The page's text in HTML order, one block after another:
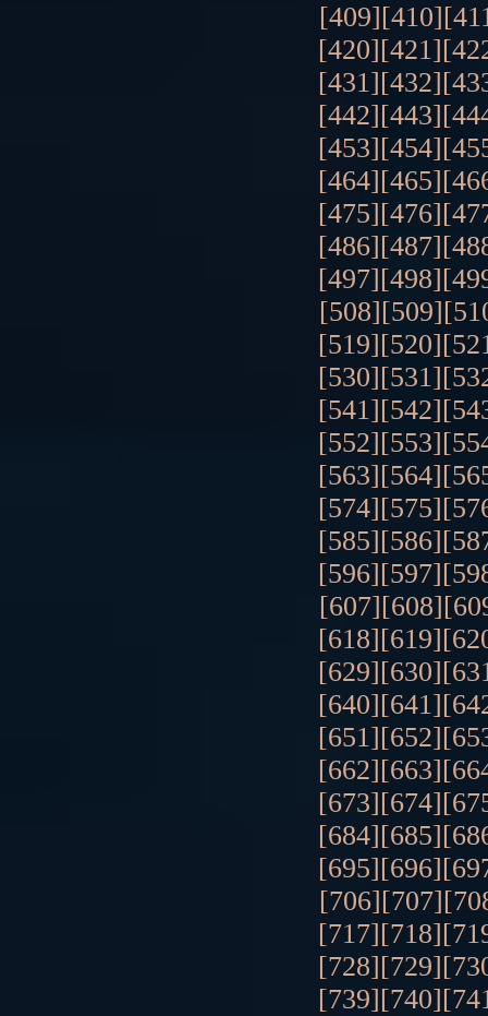
[409][410]
[420][421]
[431][432]
[442][443]
[453][454]
[464][465]
[475][476]
[486][487]
[497][498]
[508][509]
[519][520]
[530][531]
[541][542]
[552][553]
[563][564]
[574][575]
[585][586]
[596][597]
[607][608]
[618][619]
[629][630]
[640][641]
[651][652]
[662][663]
[673][674]
[684][685]
[695][696]
[706][707]
[717][718]
[728][729]
[739][740]